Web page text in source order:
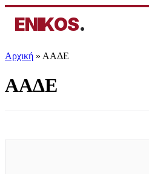
ENIKOS.
Αρχική » ΑΑΔΕ
ΑΑΔΕ